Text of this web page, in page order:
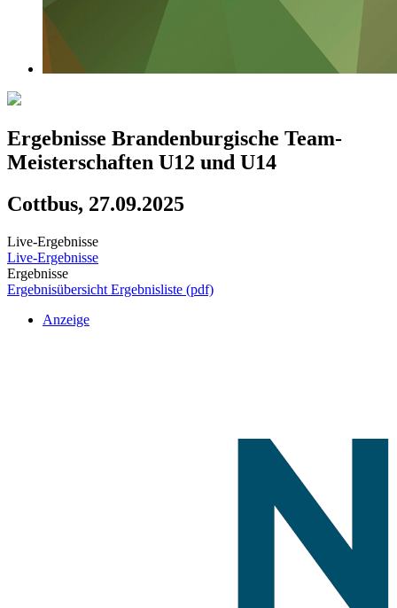
Ergebnisse Brandenburgische Team-
Meisterschaften U12 und U14
Cottbus, 27.09.2025
Live-Ergebnisse
Live-Ergebnisse
Ergebnisse
Ergebnisübersicht Ergebnisliste (pdf)
Anzeige